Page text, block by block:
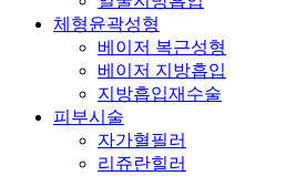
체형윤곽성형
베이저 복근성형
베이저 지방흡입
지방흡입재수술
피부시술
자가혈필러
리쥬란힐러